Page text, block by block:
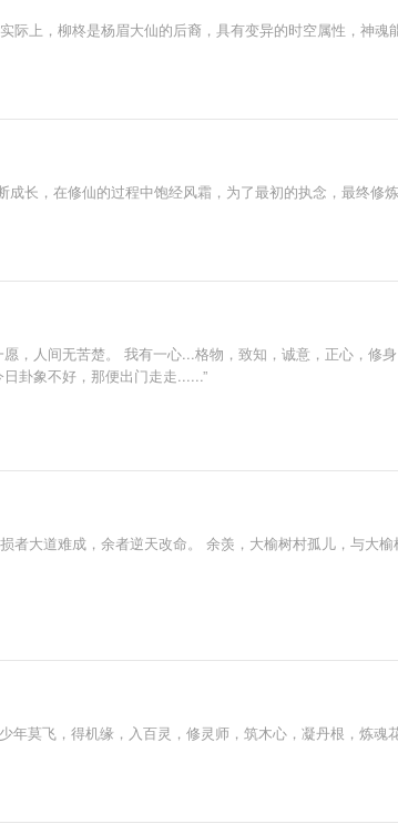
际上，柳柊是杨眉大仙的后裔，具有变异的时空属性，神
长，在修仙的过程中饱经风霜，为了最初的执念，最终修炼
，人间无苦楚。 我有一心...格物，致知，诚意，正心，修
卦象不好，那便出门走走......”
者大道难成，余者逆天改命。 余羡，大榆树村孤儿，与大
年莫飞，得机缘，入百灵，修灵师，筑木心，凝丹根，炼